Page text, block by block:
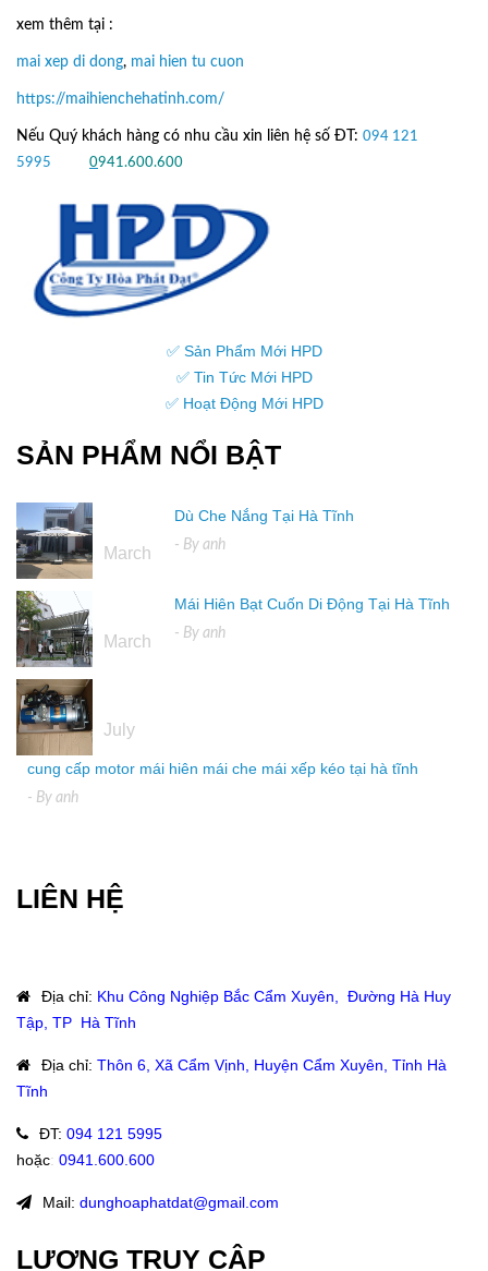
xem thêm tại :
mai xep di dong, mai hien tu cuon
https://maihienchehatinh.com/
Nếu Quý khách hàng có nhu cầu xin liên hệ số ĐT: 094 121
5995
0941.600.600
✅ Sản Phẩm Mới HPD
✅ Tin Tức Mới HPD
✅ Hoạt Động Mới HPD
SẢN PHẨM NỔI BẬT
March
Dù Che Nắng Tại Hà Tĩnh
- By anh
March
Mái Hiên Bạt Cuốn Di Động Tại Hà Tĩnh
- By anh
July
cung cấp motor mái hiên mái che mái xếp kéo tại hà tĩnh
- By anh
LIÊN HỆ
Địa chỉ: Khu Công Nghiệp Bắc Cẩm Xuyên, Đường Hà Huy
Tập, TP Hà Tĩnh
Địa chỉ: Thôn 6, Xã Cẩm Vịnh, Huyện Cẩm Xuyên, Tỉnh Hà
Tĩnh
ĐT: 094 121 5995
hoặc: 0941.600.600
Mail: dunghoaphatdat@gmail.com
LƯỢNG TRUY CẬP